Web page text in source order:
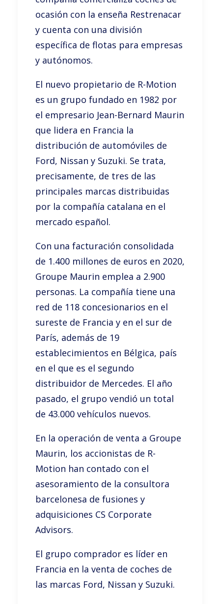
ocasión con la enseña Restrenacar
y cuenta con una división
específica de flotas para empresas
y autónomos.
El nuevo propietario de R-Motion
es un grupo fundado en 1982 por
el empresario Jean-Bernard Maurin
que lidera en Francia la
distribución de automóviles de
Ford, Nissan y Suzuki. Se trata,
precisamente, de tres de las
principales marcas distribuidas
por la compañía catalana en el
mercado español.
Con una facturación consolidada
de 1.400 millones de euros en 2020,
Groupe Maurin emplea a 2.900
personas. La compañía tiene una
red de 118 concesionarios en el
sureste de Francia y en el sur de
París, además de 19
establecimientos en Bélgica, país
en el que es el segundo
distribuidor de Mercedes. El año
pasado, el grupo vendió un total
de 43.000 vehículos nuevos.
En la operación de venta a Groupe
Maurin, los accionistas de R-
Motion han contado con el
asesoramiento de la consultora
barcelonesa de fusiones y
adquisiciones CS Corporate
Advisors.
El grupo comprador es líder en
Francia en la venta de coches de
las marcas Ford, Nissan y Suzuki.